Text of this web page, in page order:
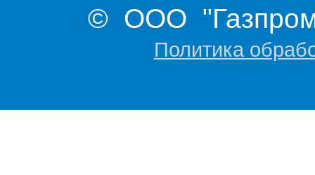
© ООО "Газпром
Политика